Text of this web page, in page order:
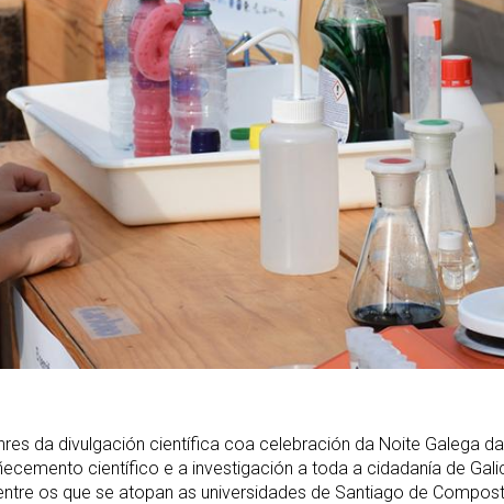
da divulgación científica coa celebración da Noite Galega
científico e a investigación a toda a cidadanía de
os que se atopan as universidades de Santiago de